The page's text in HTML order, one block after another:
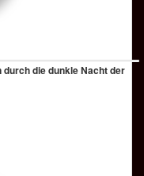
durch die dunkle Nacht der